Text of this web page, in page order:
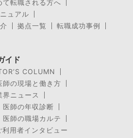
て転職される方へ
ュアル
拠点一覧
転職成功事例
イド
COLUMN
師の現場と働き方
界ニュース
医師の年収診断
医師の職場カルテ
用者インタビュー